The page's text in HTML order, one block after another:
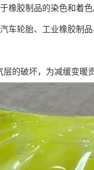
橡胶制品的染色和着
车轮胎、工业橡胶制
的破坏，为减缓变暖